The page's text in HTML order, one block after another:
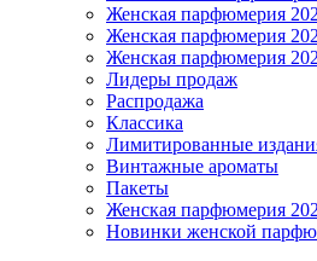
Женская парфюмерия
Женская парфюмерия
Женская парфюмерия
Лидеры продаж
Распродажа
Классика
Лимитированные
Винтажные ароматы
Пакеты
Женская парфюмерия
Новинки женской